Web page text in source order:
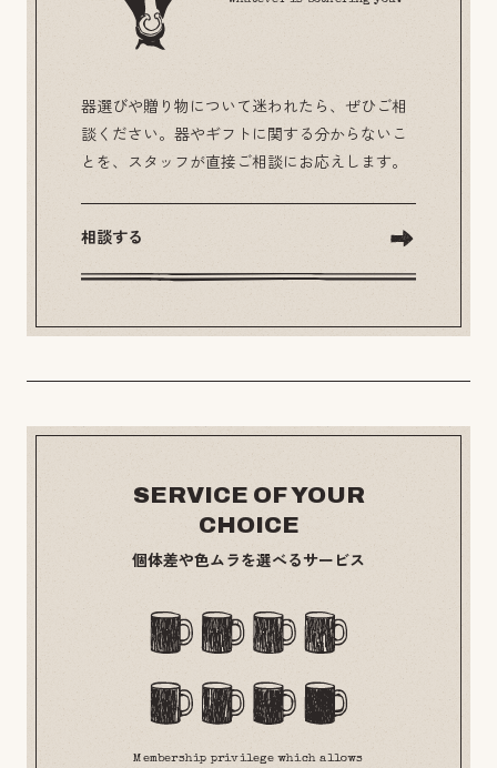
器選びや贈り物について迷われたら、ぜひご相
談ください。器やギフトに関する分からないこ
とを、スタッフが直接ご相談にお応えします。
相談する
SERVICE OF YOUR
CHOICE
個体差や色ムラを選べるサービス
Membership privilege which allows